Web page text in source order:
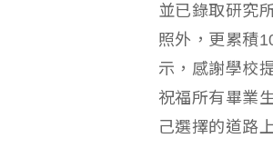
並已錄取研究
照外，更累積
示，感謝學校
祝福所有畢業
己選擇的道路